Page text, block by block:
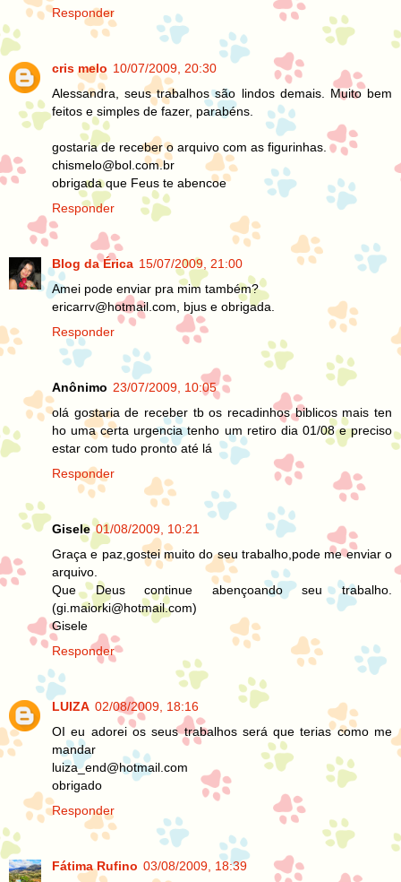
Responder
cris melo 10/07/2009, 20:30
Alessandra, seus trabalhos são lindos demais. Muito bem
feitos e simples de fazer, parabéns.
gostaria de receber o arquivo com as figurinhas.
chismelo@bol.com.br
obrigada que Feus te abencoe
Responder
Blog da Érica 15/07/2009, 21:00
Amei pode enviar pra mim também?
ericarrv@hotmail.com, bjus e obrigada.
Responder
Anônimo 23/07/2009, 10:05
olá gostaria de receber tb os recadinhos biblicos mais ten
ho uma certa urgencia tenho um retiro dia 01/08 e preciso
estar com tudo pronto até lá
Responder
Gisele 01/08/2009, 10:21
Graça e paz,gostei muito do seu trabalho,pode me enviar o
arquivo.
Que Deus continue abençoando seu trabalho.
(gi.maiorki@hotmail.com)
Gisele
Responder
LUIZA 02/08/2009, 18:16
OI eu adorei os seus trabalhos será que terias como me
mandar
luiza_end@hotmail.com
obrigado
Responder
Fátima Rufino 03/08/2009, 18:39